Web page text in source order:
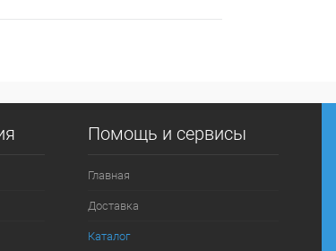
Сравнение
Под заказ
Помощь и сервисы
Главная
Доставка
Каталог